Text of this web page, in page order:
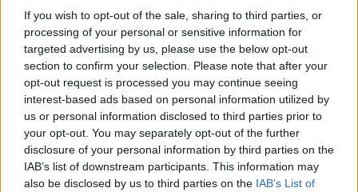
If you wish to opt-out of the sale, sharing to third parties, or
processing of your personal or sensitive information for
targeted advertising by us, please use the below opt-out
section to confirm your selection. Please note that after your
opt-out request is processed you may continue seeing
interest-based ads based on personal information utilized by
us or personal information disclosed to third parties prior to
your opt-out. You may separately opt-out of the further
disclosure of your personal information by third parties on the
IAB’s list of downstream participants. This information may
also be disclosed by us to third parties on the IAB’s List of
Achat Automobile
Autonomie électrique : ce que vous
devez vraiment connaître avant
d’acheter
Auto Pour Vous 5 août 2026 0